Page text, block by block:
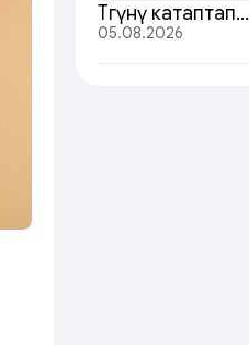
Төөгүнү катаптап…
05.08.2026